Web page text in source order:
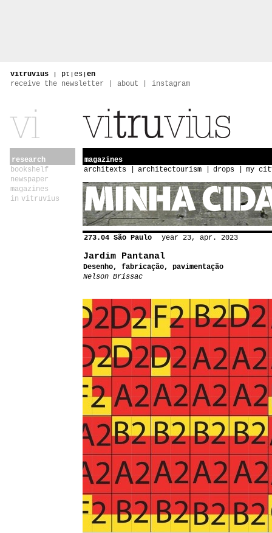
vitruvius | pt | es | en
receive the newsletter
about instagram
research
bookshelf
newspaper
magazines
in vitruvius
magazines
architexts
architectourism drops my
273.04 São Paulo year 23, apr. 2023
Jardim Pantanal
Desenho, fabricação, pavimentação
Nelson Brissac